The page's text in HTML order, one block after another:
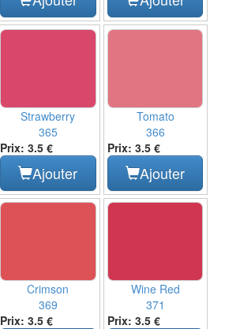
Strawberry
365
Prix: 3.5 €
Ajouter
Tomato
366
Prix: 3.5 €
Ajouter
Crimson
369
Prix: 3.5 €
Wine Red
371
Prix: 3.5 €